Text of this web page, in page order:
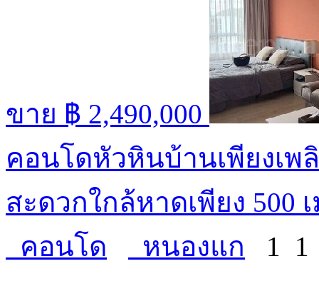
ขาย ฿ 2,490,000
คอนโดหัวหินบ้านเพียงเพ
สะดวกใกล้หาดเพียง 500
คอนโด
หนองแก 1